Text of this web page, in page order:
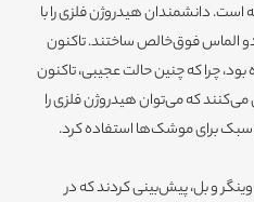
است. دانشمندان هیدروژن فلزی را با
دو الماس فوق‌خالص ساختند. تاکنون
چرا که چنین حالت عجیبی، تاکنون
که می‌توان هیدروژن فلزی را
برای موشک‌ها استفاده کرد.
وینگر و بل، پیش‌بینی کردند که در